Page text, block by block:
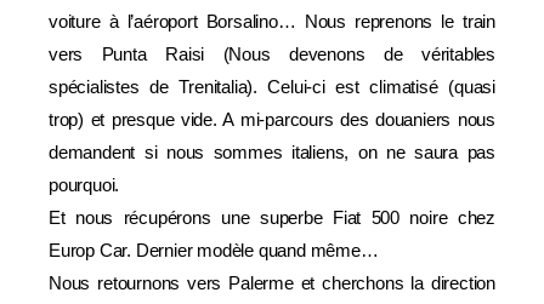
voiture à l’aéroport Borsalino… Nous reprenons le train
vers Punta Raisi (Nous devenons de véritables
spécialistes de Trenitalia). Celui-ci est climatisé (quasi
trop) et presque vide. A mi-parcours des douaniers nous
demandent si nous sommes italiens, on ne saura pas
pourquoi.
Et nous récupérons une superbe Fiat 500 noire chez
Europ Car. Dernier modèle quand même…
Nous retournons vers Palerme et cherchons la direction